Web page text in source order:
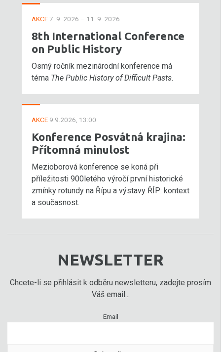
AKCE7. 9. 2026 – 11. 9. 2026
8th International Conference
on Public History
Osmý ročník mezinárodní konference má
téma The Public History of Difficult Pasts.
AKCE 9.9.2026, 13:00
Konference Posvátná krajina:
Přítomná minulost
Mezioborová konference se koná při
příležitosti 900letého výročí první historické
zmínky rotundy na Řípu a výstavy ŘÍP: kontext
a současnost.
NEWSLETTER
Chcete-li se přihlásit k odběru newsletteru, zadejte prosím
Váš email...
Email